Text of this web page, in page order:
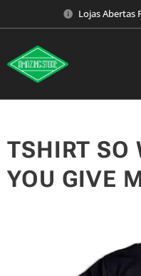
Lojas Abertas
TSHIRT SO
YOU GIVE